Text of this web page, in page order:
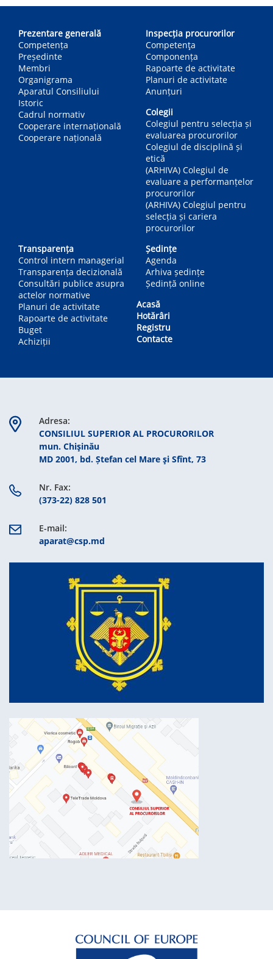
navigation
Prezentare generală
Competența
Președinte
Membri
Organigrama
Aparatul Consiliului
Istoric
Cadrul normativ
Cooperare internațională
Cooperare națională
Inspecția procurorilor
Competenţa
Componența
Rapoarte de activitate
Planuri de activitate
Anunțuri
Colegii
Colegiul pentru selecția și
evaluarea procurorilor
Colegiul de disciplină și
etică
(ARHIVA) Colegiul de
evaluare a performanțelor
procurorilor
(ARHIVA) Colegiul pentru
selecția și cariera
procurorilor
Transparența
Control intern managerial
Transparența decizională
Consultări publice asupra
actelor normative
Planuri de activitate
Rapoarte de activitate
Buget
Achiziții
Ședințe
Agenda
Arhiva ședințe
Ședință online
Acasă
Hotărâri
Registru
Contacte
Adresa:
CONSILIUL SUPERIOR AL PROCURORILOR
mun. Chişinău
MD 2001, bd. Ștefan cel Mare şi Sfînt, 73
Nr. Fax:
(373-22) 828 501
E-mail:
aparat@csp.md